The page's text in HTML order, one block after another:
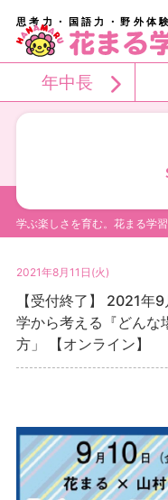
思考力・国語力・野外体
年中長
学ぶ楽しさを育む。花まる学
2021年8月11日(火)
【受付終了】 2021年
学から考える『どんな
方」 【オンライン】